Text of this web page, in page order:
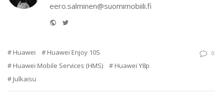
eero.salminen@suomimobiili.fi
Website
Huawei
Huawei Enjoy 10S
Huawei Mobile Services (HMS)
Huawei Y8p
Julkaisu
0